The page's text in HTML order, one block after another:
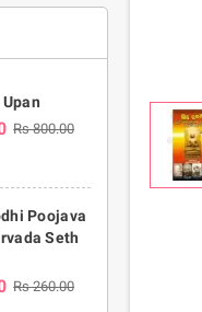
Rs 800.00
Poojava
Seth
Rs 260.00